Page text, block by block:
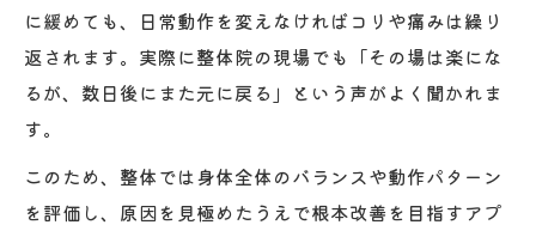
に緩めても、日常動作を変えなければコリや痛みは繰り
返されます。実際に整体院の現場でも「その場は楽にな
るが、数日後にまた元に戻る」という声がよく聞かれま
す。
このため、整体では身体全体のバランスや動作パターン
を評価し、原因を見極めたうえで根本改善を目指すアプ